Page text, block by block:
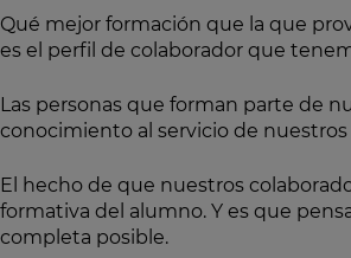
Qué mejor formación que la que
es el perfil de colaborador que
Las personas que forman parte de
conocimiento al servicio de
El hecho de que nuestros
formativa del alumno. Y es que
completa posible.